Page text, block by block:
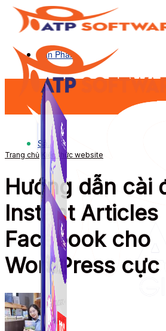
Sản Phẩm
Sản Phẩm
Trang chủ Kiến thức website
Hướng dẫn cài
Instant Articles
Facebook cho
WordPress cực